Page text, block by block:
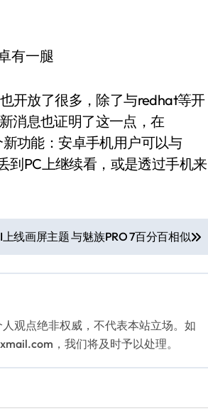
开放了很多，除了与redhat等开
消息也证明了这一点，在
功能：安卓手机用户可以与
到PC上继续看，或是透过手机来
上线画屏主题 与魅族PRO 7百分百相似
观点绝非权威，不代表本站立场。如
，我们将及时予以处理。